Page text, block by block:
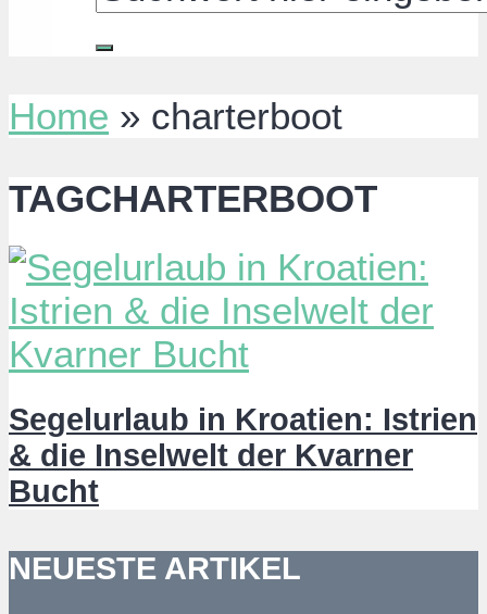
Home » charterboot
TAGCHARTERBOOT
Segelurlaub in Kroatien: Istrien
& die Inselwelt der Kvarner
Bucht
NEUESTE ARTIKEL